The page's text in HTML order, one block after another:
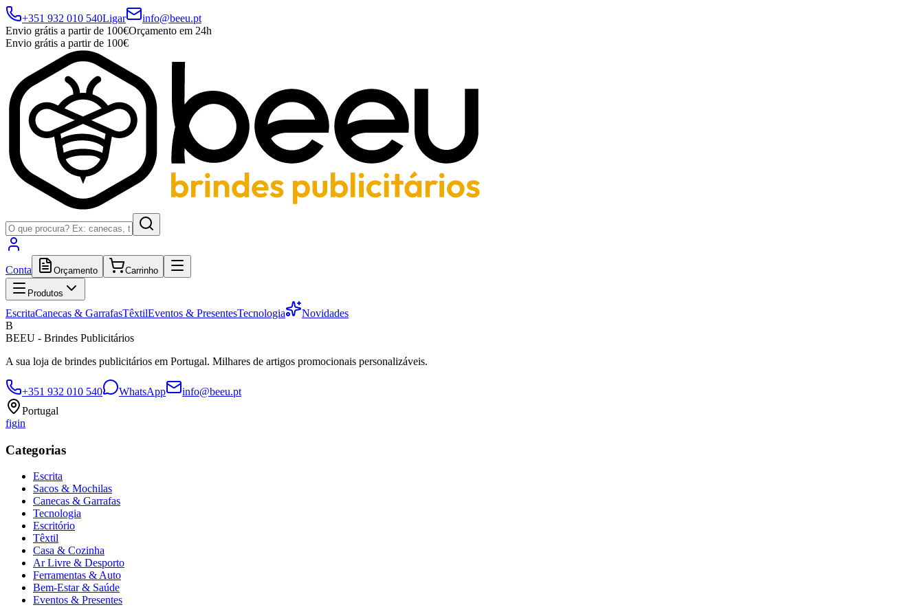
+351 932 010 540Ligar
info@beeu.pt
Envio grátis a partir de 100€Orçamento em 24h
Envio grátis a partir de 100€
Conta Orçamento Carrinho
Produtos
EscritaCanecas & GarrafasTêxtilEventos & PresentesTecnologia
Novidades
B
BEEU - Brindes Publicitários
A sua loja de brindes publicitários em Portugal. Milhares de artigos promocionais personalizáveis.
+351 932 010 540 WhatsApp
info@beeu.pt
Portugal
figin
Categorias
Escrita
Sacos & Mochilas
Canecas & Garrafas
Tecnologia
Escritório
Têxtil
Casa & Cozinha
Ar Livre & Desporto
Ferramentas & Auto
Bem-Estar & Saúde
Eventos & Presentes